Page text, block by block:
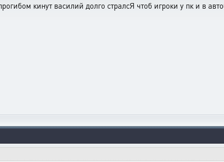
кинут василий долго стралсЯ чтоб игроки у пк и в